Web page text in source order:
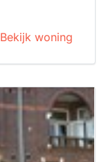
Bekijk woning